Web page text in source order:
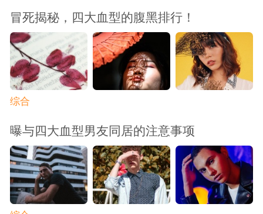
冒死揭秘，四大血型的腹黑排行！
综合
曝与四大血型男友同居的注意事项